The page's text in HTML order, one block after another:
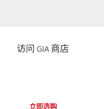
访问 GIA 商店
立即选购